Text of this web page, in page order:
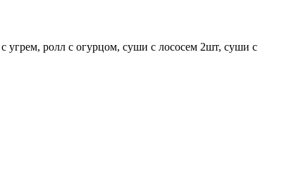
угрем, ролл с огурцом, суши с лососем 2шт, суши с